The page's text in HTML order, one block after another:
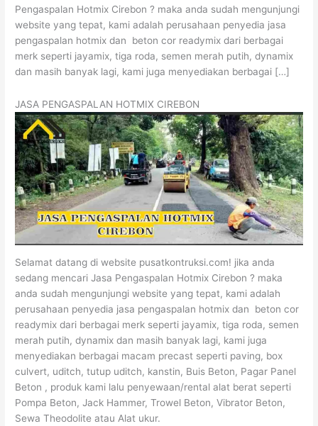
Pengaspalan Hotmix Cirebon ? maka anda sudah mengunjungi
website yang tepat, kami adalah perusahaan penyedia jasa
pengaspalan hotmix dan beton cor readymix dari berbagai
merk seperti jayamix, tiga roda, semen merah putih, dynamix
dan masih banyak lagi, kami juga menyediakan berbagai […]
JASA PENGASPALAN HOTMIX CIREBON
Selamat datang di website pusatkontruksi.com! jika anda
sedang mencari Jasa Pengaspalan Hotmix Cirebon ? maka
anda sudah mengunjungi website yang tepat, kami adalah
perusahaan penyedia jasa pengaspalan hotmix dan beton cor
readymix dari berbagai merk seperti jayamix, tiga roda, semen
merah putih, dynamix dan masih banyak lagi, kami juga
menyediakan berbagai macam precast seperti paving, box
culvert, uditch, tutup uditch, kanstin, Buis Beton, Pagar Panel
Beton , produk kami lalu penyewaan/rental alat berat seperti
Pompa Beton, Jack Hammer, Trowel Beton, Vibrator Beton,
Sewa Theodolite atau Alat ukur.